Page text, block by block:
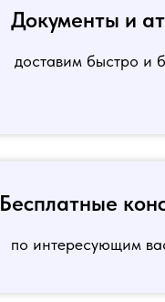
Документы и
доставим быстро и
Бесплатные
по интересующим